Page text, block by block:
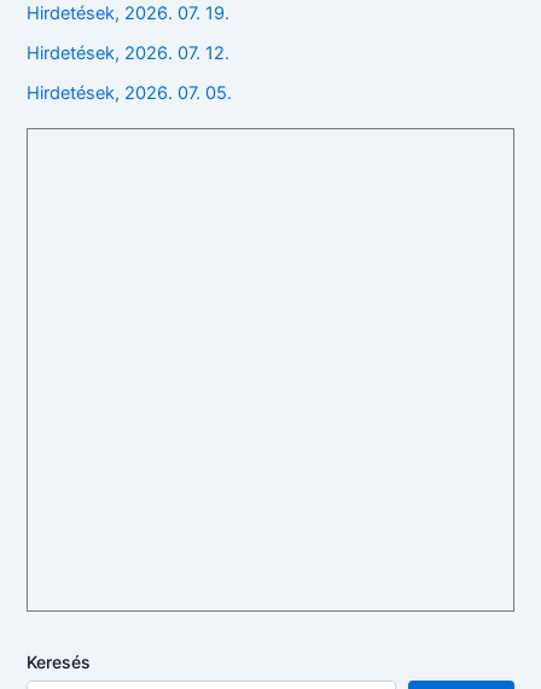
Hirdetések, 2026. 07. 19.
Hirdetések, 2026. 07. 12.
Hirdetések, 2026. 07. 05.
Keresés